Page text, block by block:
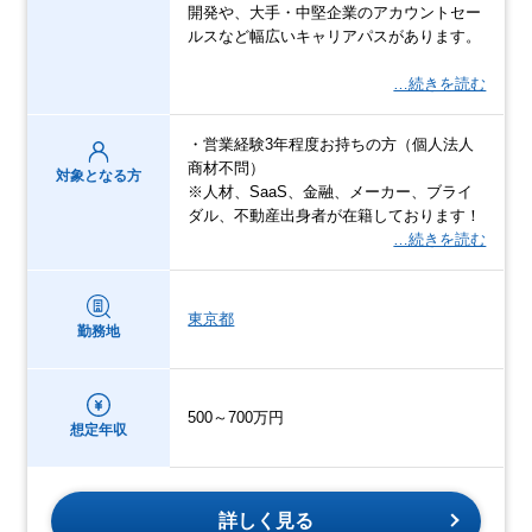
開発や、大手・中堅企業のアカウントセー
ルスなど幅広いキャリアパスがあります。
…続きを読む
対象となる方
・営業経験3年程度お持ちの方（個人法人
商材不問）
※人材、SaaS、金融、メーカー、ブライ
ダル、不動産出身者が在籍しております！
…続きを読む
勤務地
東京都
想定年収
500～700万円
詳しく見る